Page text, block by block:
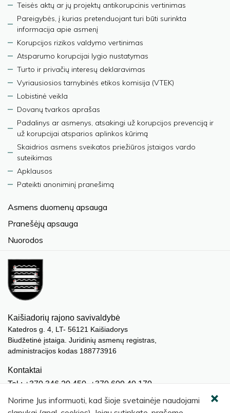
Teisės aktų ar jų projektų antikorupcinis vertinimas
Pareigybės, į kurias pretenduojant turi būti surinkta
informacija apie asmenį
Korupcijos rizikos valdymo vertinimas
Atsparumo korupcijai lygio nustatymas
Turto ir privačių interesų deklaravimas
Vyriausiosios tarnybinės etikos komisija (VTEK)
Lobistinė veikla
Dovanų tvarkos aprašas
Padalinys ar asmenys, atsakingi už korupcijos prevenciją ir
už korupcijai atsparios aplinkos kūrimą
Skaidrios asmens sveikatos priežiūros įstaigos vardo
suteikimas
Apklausos
Pateikti anoniminį pranešimą
Asmens duomenų apsauga
Pranešėjų apsauga
Nuorodos
Kaišiadorių rajono savivaldybė
Katedros g. 4, LT- 56121 Kaišiadorys
Biudžetinė įstaiga. Juridinių asmenų registras,
administracijos kodas 188773916
Kontaktai
Tel.: +370 346 20 450, +370 609 40 170
El. paštas.: meras@kaisiadorys.lt
dokumentai@kaisiadorys.lt
Norime Jus informuoti, kad šioje svetainėje naudojami